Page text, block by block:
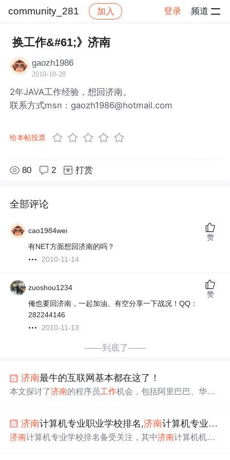
community_281 加入 登录 频道
社区 community_281
换工作&#61;》济南
gaozh1986
2010-10-28
2年JAVA工作经验，想回济南。
联系方式msn：gaozh1986@hotmail.com
给本帖投票
80 2 打赏
全部评论
cao1984wei
有NET方面想回济南的吗？
2010-11-14
赞
zuoshou1234
俺也要回济南，一起加油。有空分享一下战况！QQ：
282244146
2010-11-13
赞
——到底了——
济南最牛的互联网基本都在这了！
本文探讨了济南的程序员工作机会，包括阿里巴巴、华
和城市风光，适合寻找校招或转行的开发者参考。
济南计算机专业职业学校排名,济南计算机专业学校排名
济南计算机专业学校排名备受关注，其中济南计算机机械